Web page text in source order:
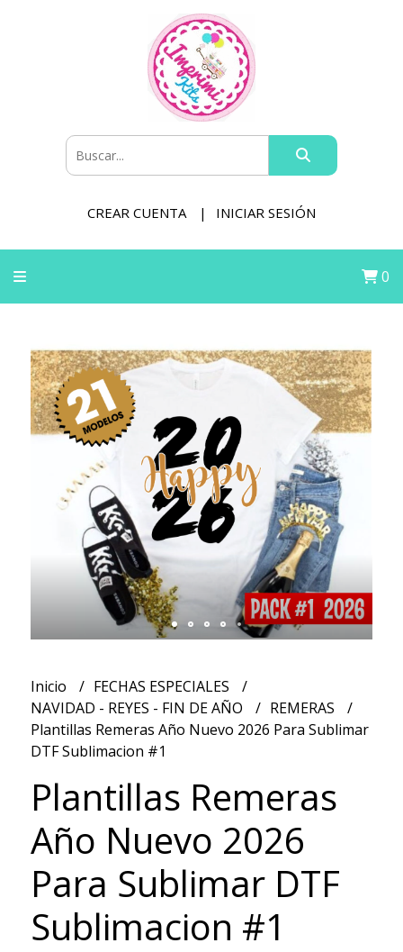
CREAR CUENTA INICIAR SESIÓN
0
Inicio
FECHAS ESPECIALES
NAVIDAD - REYES - FIN DE AÑO
REMERAS
Plantillas Remeras Año Nuevo 2026 Para Sublimar
DTF Sublimacion #1
Plantillas Remeras
Año Nuevo 2026
Para Sublimar DTF
Sublimacion #1